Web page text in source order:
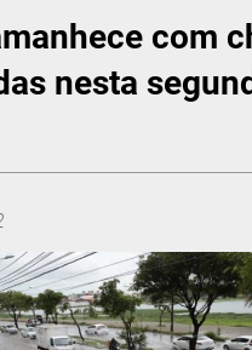
com
nesta